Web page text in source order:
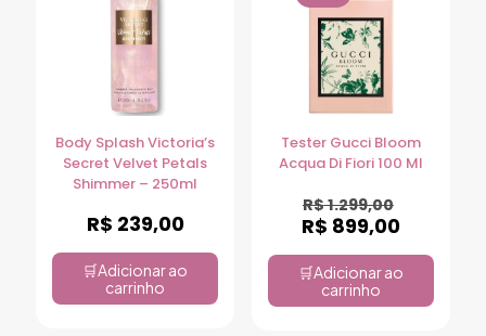
Body Splash Victoria’s
Secret Velvet Petals
Shimmer – 250ml
R$ 239,00
Adicionar ao
carrinho
Tester Gucci Bloom
Acqua Di Fiori 100 Ml
R$1.299,00
R$ 899,00
Adicionar ao
carrinho